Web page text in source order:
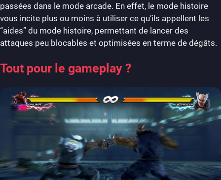
passées dans le mode arcade. En effet, le mode histoire
vous incite plus ou moins à utiliser ce qu’ils appellent les
“aides” du mode histoire, permettant de lancer des
attaques peu blocables et optimisées en terme de dégâts.
Tout pour le gameplay ?